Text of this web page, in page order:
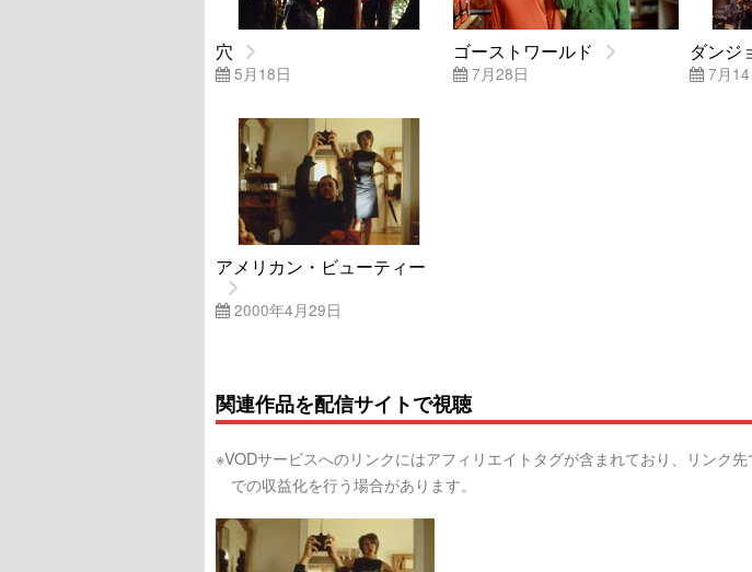
穴
5月18日
ゴーストワールド
7月28日
ダンジ
7月14
アメリカン・ビューティー
2000年4月29日
関連作品を配信サイトで視聴
※VODサービスへのリンクにはアフィリエイトタグが含まれており、リンク
での収益化を行う場合があります。